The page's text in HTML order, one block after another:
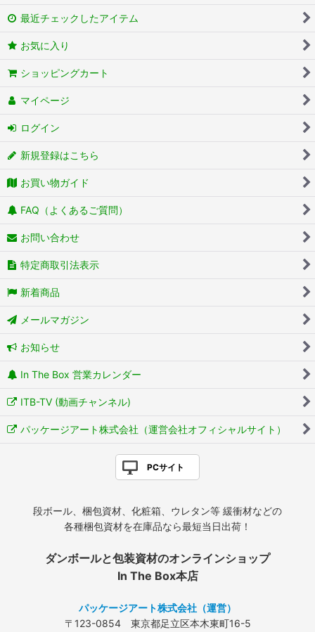
最近チェックしたアイテム
お気に入り
ショッピングカート
マイページ
ログイン
新規登録はこちら
お買い物ガイド
FAQ（よくあるご質問）
お問い合わせ
特定商取引法表示
新着商品
メールマガジン
お知らせ
In The Box 営業カレンダー
ITB-TV (動画チャンネル)
パッケージアート株式会社（運営会社オフィシャルサイト）
PCサイト
段ボール、梱包資材、化粧箱、ウレタン等 緩衝材などの
各種梱包資材を在庫品なら最短当日出荷！
ダンボールと包装資材のオンラインショップ
In The Box本店
パッケージアート株式会社（運営）
〒123-0854 東京都足立区本木東町16-5